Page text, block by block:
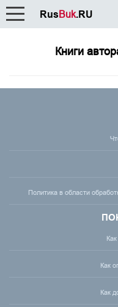
Книги
Политика в области
Как
Как
RusBuk.RU